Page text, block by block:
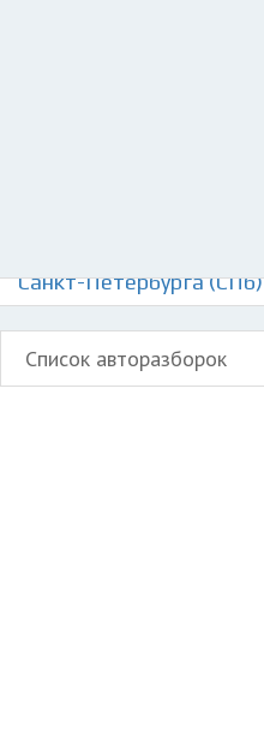
Санкт-Петербурга (СПб)
Список авторазборок